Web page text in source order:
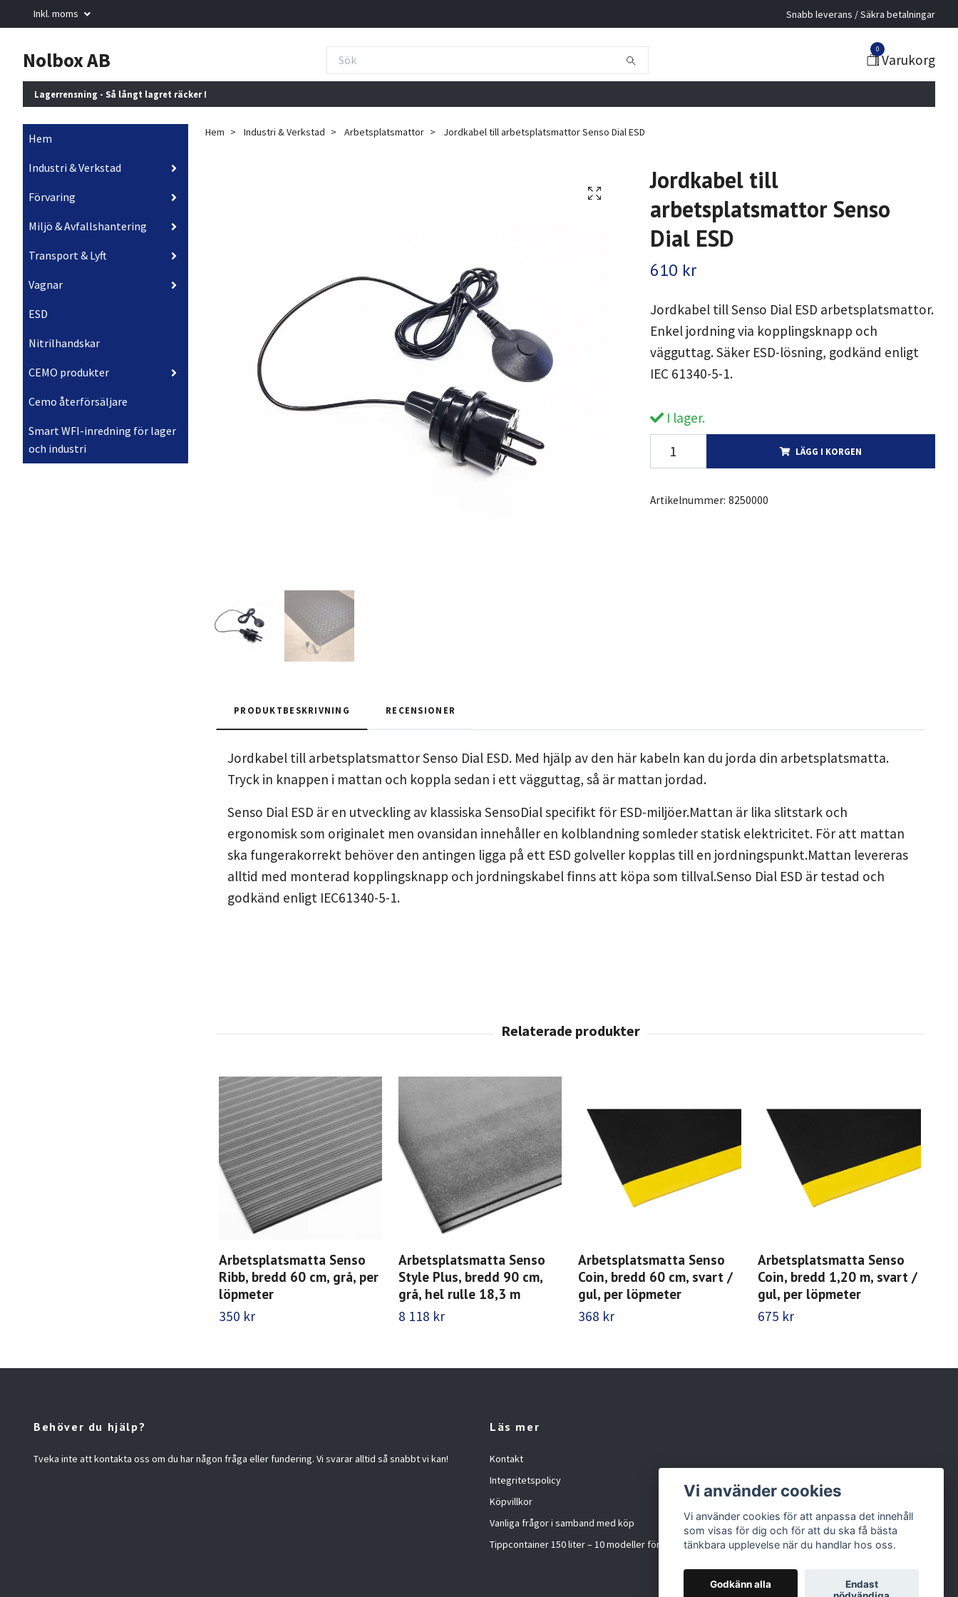
Inkl. moms Snabb leverans / Säkra betalningar
Nolbox AB 0
Varukorg
Lagerrensning - Så långt lagret räcker !
Hem
Industri & Verkstad
Förvaring
Miljö & Avfallshantering
Transport & Lyft
Vagnar
ESD
Nitrilhandskar
CEMO produkter
Cemo återförsäljare
Smart WFI-inredning för lager
och industri
Hem Industri & Verkstad Arbetsplatsmattor Jordkabel till arbetsplatsmattor Senso Dial ESD
Jordkabel till
arbetsplatsmattor Senso
Dial ESD
610 kr
Jordkabel till Senso Dial ESD arbetsplatsmattor.
Enkel jordning via kopplingsknapp och
vägguttag. Säker ESD-lösning, godkänd enligt
IEC 61340-5-1.
I lager.
LÄGG I KORGEN
Artikelnummer: 8250000
PRODUKTBESKRIVNING RECENSIONER
Jordkabel till arbetsplatsmattor Senso Dial ESD. Med hjälp av den här kabeln kan du jorda din arbetsplatsmatta.
Tryck in knappen i mattan och koppla sedan i ett vägguttag, så är mattan jordad.
Senso Dial ESD är en utveckling av klassiska SensoDial specifikt för ESD-miljöer.Mattan är lika slitstark och
ergonomisk som originalet men ovansidan innehåller en kolblandning somleder statisk elektricitet. För att mattan
ska fungerakorrekt behöver den antingen ligga på ett ESD golveller kopplas till en jordningspunkt.Mattan levereras
alltid med monterad kopplingsknapp och jordningskabel finns att köpa som tillval.Senso Dial ESD är testad och
godkänd enligt IEC61340-5-1.
Arbetsplatsmatta Senso
Ribb, bredd 60 cm, grå, per
löpmeter
350 kr
Arbetsplatsmatta Senso
Style Plus, bredd 90 cm,
grå, hel rulle 18,3 m
8 118 kr
Arbetsplatsmatta Senso
Coin, bredd 60 cm, svart /
gul, per löpmeter
368 kr
Arbetsplatsmatta Senso
Coin, bredd 1,20 m, svart /
gul, per löpmeter
675 kr
Behöver du hjälp?
Tveka inte att kontakta oss om du har någon fråga eller fundering. Vi svarar alltid så snabbt vi kan!
Läs mer
Kontakt
Integritetspolicy
Köpvillkor
Vanliga frågor i samband med köp
Tippcontainer 150 liter – 10 modeller för källsortering
Vi använder cookies
Vi använder cookies för att anpassa det innehåll
som visas för dig och för att du ska få bästa
tänkbara upplevelse när du handlar hos oss.
Godkänn alla
Endast